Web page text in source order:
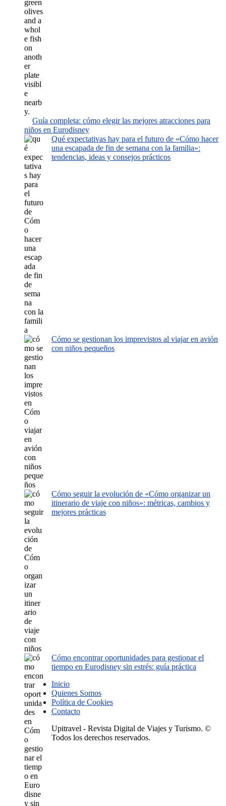
Guía completa: cómo elegir las mejores atracciones para
niños en Eurodisney
Qué expectativas hay para el futuro de «Cómo hacer
una escapada de fin de semana con la familia»:
tendencias, ideas y consejos prácticos
Cómo se gestionan los imprevistos al viajar en avión
con niños pequeños
Cómo seguir la evolución de «Cómo organizar un
itinerario de viaje con niños»: métricas, cambios y
mejores prácticas
Cómo encontrar oportunidades para gestionar el
tiempo en Eurodisney sin estrés: guía práctica
Inicio
Quienes Somos
Política de Cookies
Contacto
Upitravel - Revista Digital de Viajes y Turismo. ©
Todos los derechos reservados.